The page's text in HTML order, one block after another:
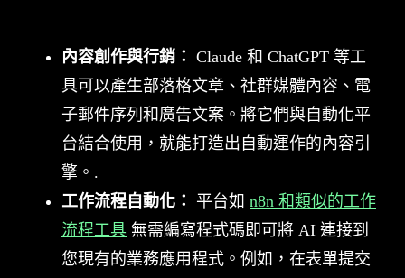
內容創作與行銷： Claude 和 ChatGPT 等工
具可以產生部落格文章、社群媒體內容、電
子郵件序列和廣告文案。將它們與自動化平
台結合使用，就能打造出自動運作的內容引
擎。.
工作流程自動化：
平台如 n8n 和類似的工作
流程工具 無需編寫程式碼即可將 AI 連接到
您現有的業務應用程式。例如，在表單提交